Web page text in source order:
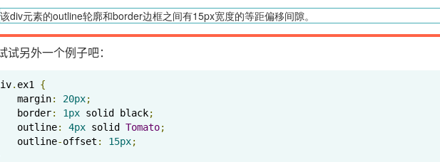
该div元素的outline轮廓和border边框之间有15px宽度的等距偏移间隙。
试另外一个例子吧：
. ex1 {
    margin
: 20px;
    border
: 1px solid black;
    outline
: 4px solid Tomato;
    outline
-offset : 15px;